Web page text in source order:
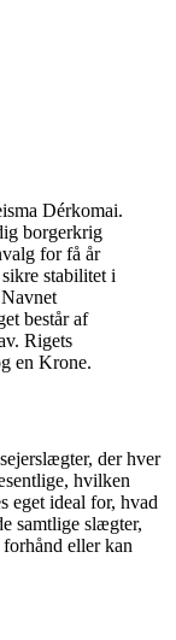
Dérkomai.
borgerkrig
for få år
stabilitet i
består af
Rigets
en Krone.
der hver
hvilken
eget ideal for, hvad
samtlige slægter,
eller kan